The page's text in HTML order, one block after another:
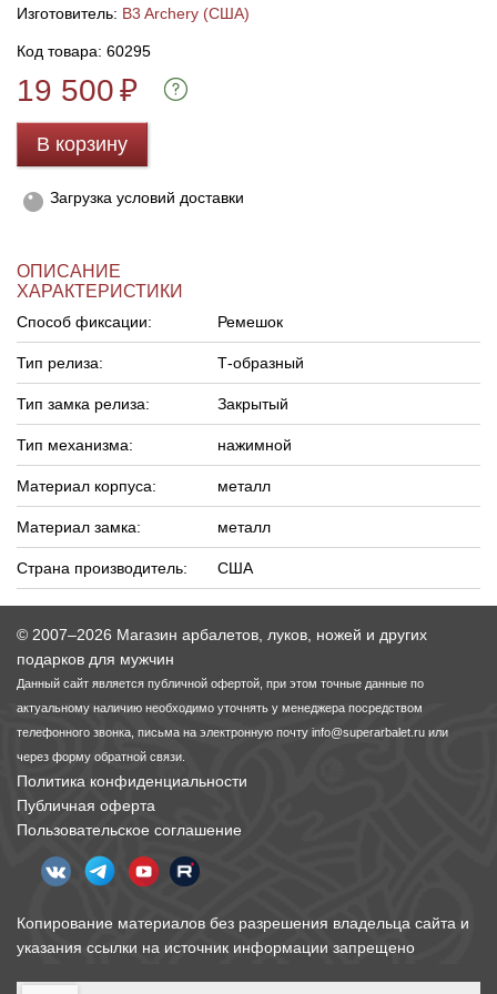
Изготовитель: B3 Archery (США)
Код товара: 60295
19 500₽
В корзину
Загрузка условий доставки
ОПИСАНИЕ
ХАРАКТЕРИСТИКИ
Способ фиксации: Ремешок
Тип релиза: Т-образный
Тип замка релиза: Закрытый
Тип механизма: нажимной
Материал корпуса: металл
Материал замка: металл
Страна производитель: США
© 2007–2026 Магазин арбалетов, луков, ножей и других
подарков для мужчин
Данный сайт является публичной офертой, при этом точные данные по
актуальному наличию необходимо уточнять у менеджера посредством
телефонного звонка, письма на электронную почту info@superarbalet.ru или
через форму обратной связи.
Политика конфиденциальности
Публичная оферта
Пользовательское соглашение
Копирование материалов без разрешения владельца сайта и
указания ссылки на источник информации запрещено
Линейки для настройки лука
Кликеры для лука
Киссеры для лука
Охотничьи ножи